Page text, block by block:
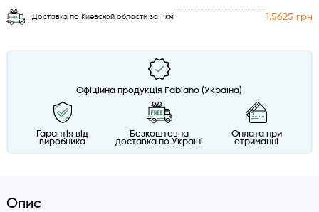
Доставка по Киевской области за 1 км 1.5625 грн
Офіційна продукція Fabiano (Україна)
Гарантія від
виробника
Безкоштовна
доставка по Україні
Оплата при
отриманні
Опис